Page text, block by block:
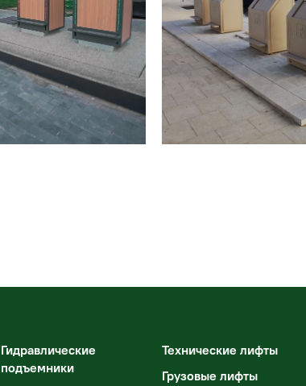
Гидравлические
подъемники
Технические лифты
Грузовые лифты